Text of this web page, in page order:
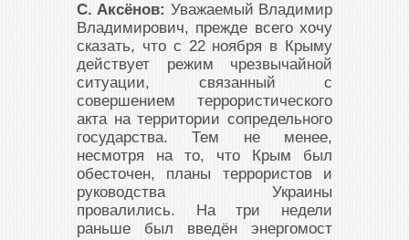
С. Аксёнов: Уважаемый Владимир
Владимирович, прежде всего хочу
сказать, что с 22 ноября в Крыму
действует режим чрезвычайной
ситуации, связанный с
совершением террористического
акта на территории сопредельного
государства. Тем не менее,
несмотря на то, что Крым был
обесточен, планы террористов и
руководства Украины
провалились. На три недели
раньше был введён энергомост